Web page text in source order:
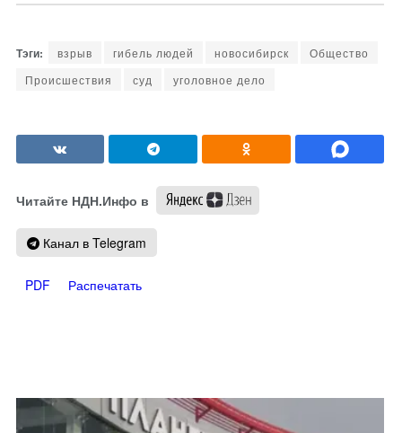
взрыв гибель людей новосибирск
Общество
Происшествия
суд уголовное дело
Читайте НДН.Инфо в
Канал в Telegram
PDF Распечатать